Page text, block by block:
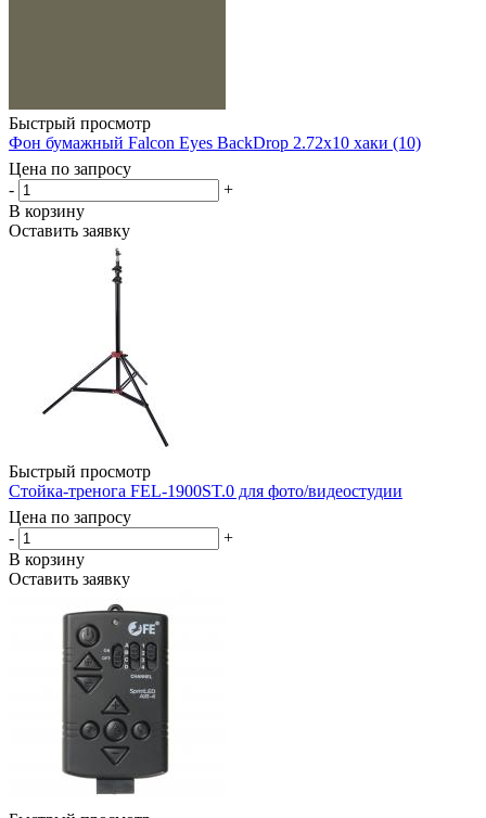
Быстрый просмотр
Фон бумажный Falcon Eyes BackDrop 2.72x10 хаки (10)
Цена по запросу
-
+
В корзину
Оставить заявку
Быстрый просмотр
Стойка-тренога FEL-1900ST.0 для фото/видеостудии
Цена по запросу
-
+
В корзину
Оставить заявку